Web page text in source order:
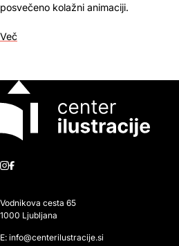
posvečeno kolažni animaciji.
Več
Instagram
Facebook
Vodnikova cesta 65
1000 Ljubljana
E: info@centerilustracije.si